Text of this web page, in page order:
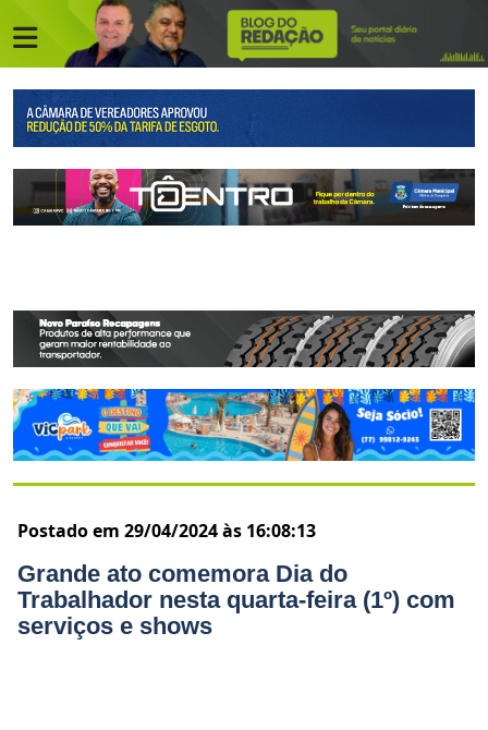
Postado em 29/04/2024 às 16:08:13
Grande ato comemora Dia do
Trabalhador nesta quarta-feira (1º) com
serviços e shows